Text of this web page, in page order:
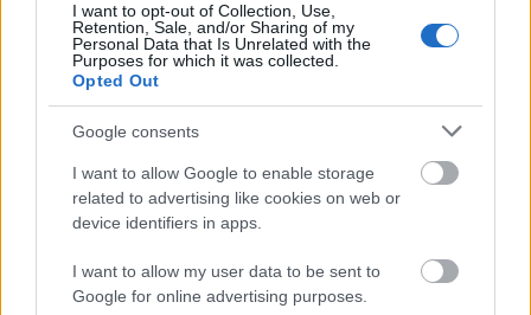
I want to opt-out of Collection, Use,
Retention, Sale, and/or Sharing of my
Personal Data that Is Unrelated with the
Purposes for which it was collected.
Opted Out
Google consents
I want to allow Google to enable storage
related to advertising like cookies on web or
device identifiers in apps.
I want to allow my user data to be sent to
Google for online advertising purposes.
TRADÍCIÓ ÉS ELEGANCIA TALÁLKOZÁSA –
ÁTADTÁK A KIS FEKETE PÁLYÁZAT DÍJAIT